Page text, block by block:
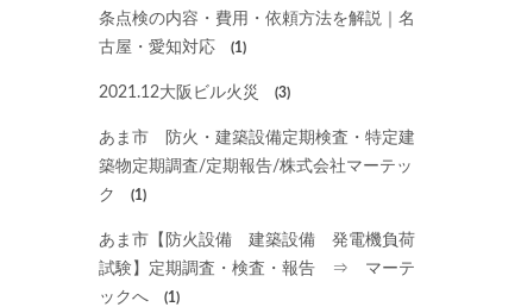
条点検の内容・費用・依頼方法を解説｜名
古屋・愛知対応
(1)
2021.12大阪ビル火災 (3)
あま市 防火・建築設備定期検査・特定建
築物定期調査/定期報告/株式会社マーテッ
ク
(1)
あま市【防火設備 建築設備 発電機負荷
試験】定期調査・検査・報告 ⇒ マーテ
ックへ
(1)